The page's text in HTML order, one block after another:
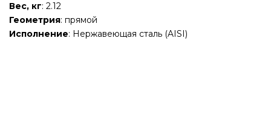
Вес, кг: 2.12
Геометрия: прямой
Исполнение: Нержавеющая сталь (AISI)